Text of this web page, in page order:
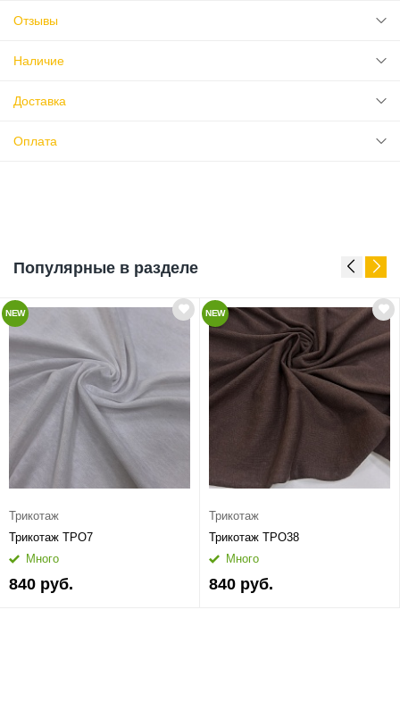
Отзывы
Наличие
Доставка
Оплата
Популярные в разделе
NEW
Трикотаж
Трикотаж ТРО7
Много
840 руб.
NEW
Трикотаж
Трикотаж ТРО38
Много
840 руб.